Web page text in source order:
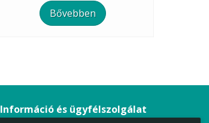
Bővebben
Információ és ügyfélszolgálat